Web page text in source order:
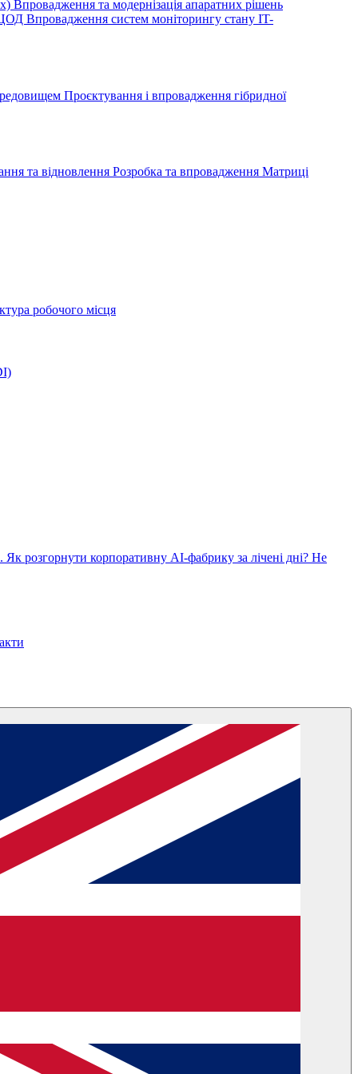
Впровадження та модернізація апаратних рішень
ЦОД Впровадження систем моніторингу стану IT-
Проєктування і впровадження гібридної
та відновлення Розробка та впровадження Матриці
робочого місця
розгорнути корпоративну AI-фабрику за лічені дні? Не